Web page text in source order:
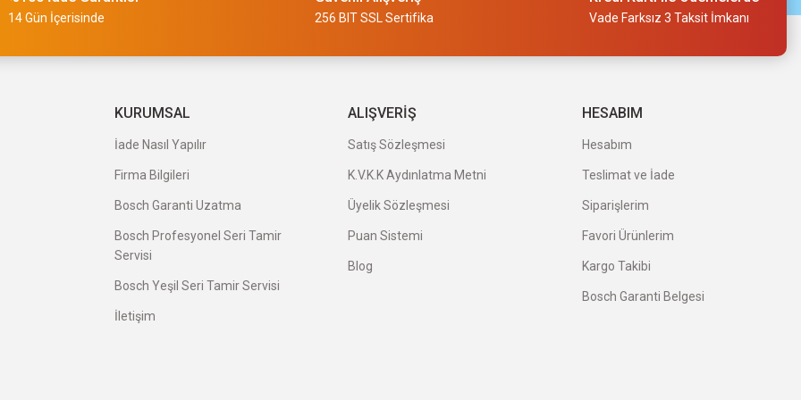
24 saat sürmüyor
oldu.
14 Gün İçerisinde 256 BIT SSL Sertifika Vade Farksız 3 Taksit İmkanı
KURUMSAL
İade Nasıl Yapılır
Firma Bilgileri
Bosch Garanti Uzatma
Bosch Profesyonel Seri Tamir
Servisi
Bosch Yeşil Seri Tamir Servisi
İletişim
ALIŞVERİŞ
Satış Sözleşmesi
K.V.K.K Aydınlatma Metni
Üyelik Sözleşmesi
Puan Sistemi
Blog
HESABIM
Hesabım
Teslimat ve İade
Siparişlerim
Favori Ürünlerim
Kargo Takibi
Bosch Garanti Belgesi